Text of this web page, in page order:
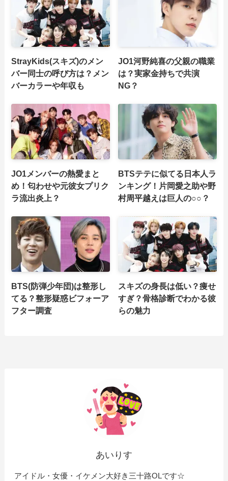
StrayKids(スキズ)のメン
バー同士の呼び方は？メン
バーカラーや年収も
JO1河野純喜の父親の職業
は？実家金持ちで共演
NG？
JO1メンバーの熱愛まと
め！匂わせや元彼女プリク
ラ流出炎上？
BTSテテに似てる日本人ラ
ンキング！片岡愛之助や野
村周平越えは巨人の○○？
BTS(防弾少年団)は整形し
てる？整形疑惑ビフォーア
フター調査
スキズの身長は低い？痩せ
すぎ？骨格診断でわかる彼
らの魅力
あいりす
アイドル・女優・イケメン大好き三十路OLです☆